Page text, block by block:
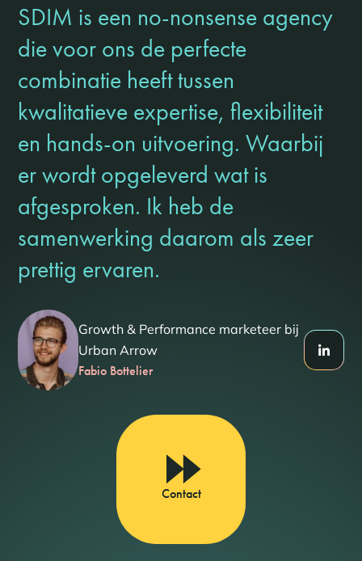
SDIM is een no-nonsense agency
die voor ons de perfecte
combinatie heeft tussen
kwalitatieve expertise, flexibiliteit
en hands-on uitvoering. Waarbij
er wordt opgeleverd wat is
afgesproken. Ik heb de
samenwerking daarom als zeer
prettig ervaren.
Growth & Performance marketeer bij
Urban Arrow
Fabio Bottelier
Contact